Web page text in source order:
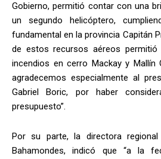
Gobierno, permitió contar con una
un segundo helicóptero,
fundamental en la provincia Capitán
de estos recursos aéreos
incendios en cerro Mackay y Mallín
agradecemos especialmente al
Gabriel Boric, por haber
presupuesto”.
Por su parte, la directora
Bahamondes, indicó que “a la